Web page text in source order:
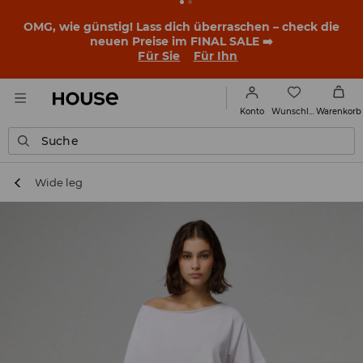
BACK TO SCHOOL 📒Die besten Geschichten beginnen
noch vor dem ersten Klingeln. Starte mit einem neuen
Outfit ins Schuljahr!
Für Sie
Für Ihn
Konto Warenkorb
Suche
Wide leg